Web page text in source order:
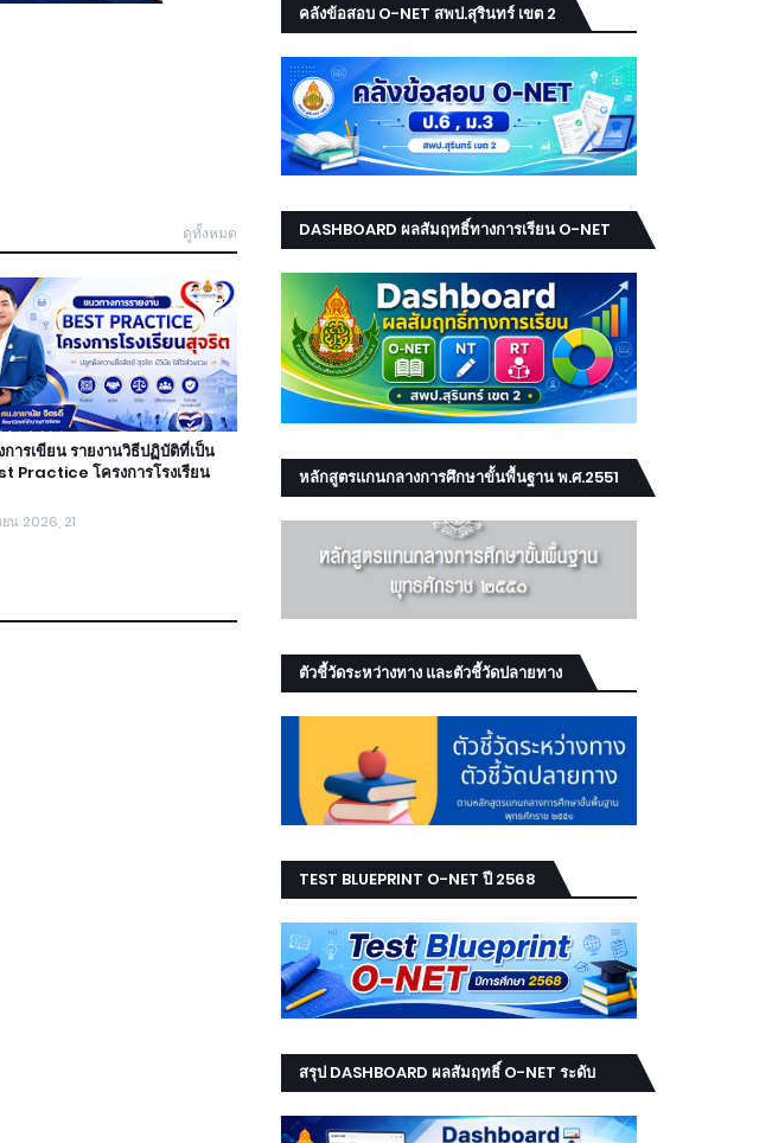
ดูทั้งหมด
การเขียน รายงานวิธีปฏิบัติที่เป็น
Practice โครงการโรงเรียน
น 2026, 21
คลังข้อสอบ O-NET สพป.สุรินทร์ เขต 2
DASHBOARD ผลสัมฤทธิ์ทางการเรียน O-NET
หลักสูตรแกนกลางการศึกษาขั้นพื้นฐาน พ.ศ.2551
ตัวชี้วัดระหว่างทาง และตัวชี้วัดปลายทาง
TEST BLUEPRINT O-NET ปี 2568
สรุป DASHBOARD ผลสัมฤทธิ์ O-NET ระดับ
เขต